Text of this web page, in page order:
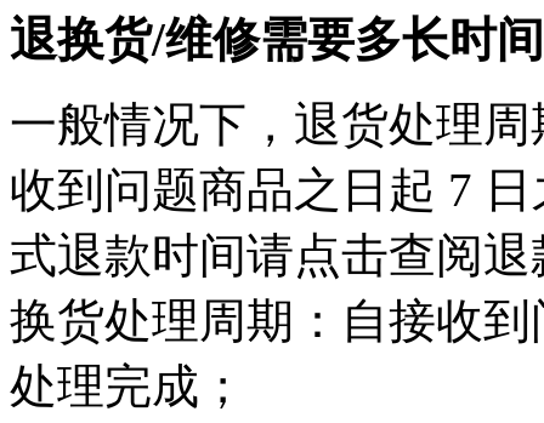
退换货/维修需要多长时
一般情况下，退货处理
收到问题商品之日起 7
式退款时间请点击查阅
换货处理周期：自接收
处理完成；